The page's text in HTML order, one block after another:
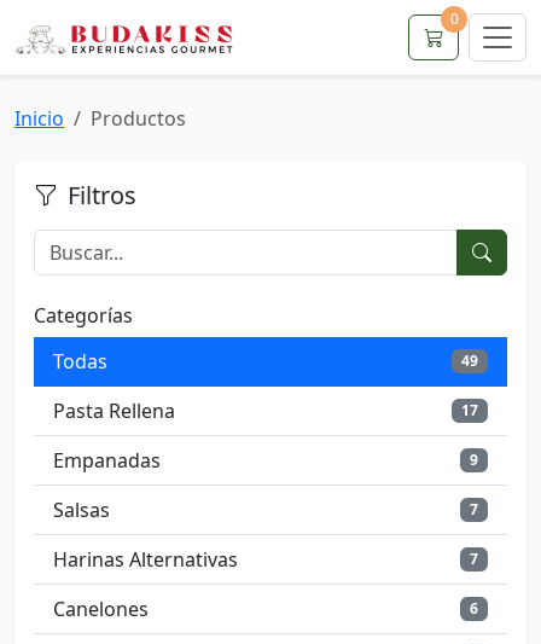
0
Inicio Productos
Filtros
Categorías
Todas
49
Pasta Rellena 17
Empanadas 9
Salsas 7
Harinas Alternativas 7
Canelones 6